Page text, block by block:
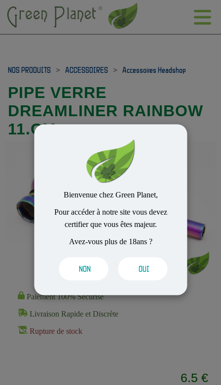
Bienvenue chez Green Planet,
Pour accéder à notre site vous devez
certifier que vous êtes majeur.
Avez-vous plus de 18ans ?
NON OUI
NOS PRODUITS > ACCESSOIRES > Accessoires Headshop
PIPE VERRE
DREAMLINER RAINBOW
11.CM
Paiement 100% Sécurisé
Livraison Rapide et Discrète
Rupture de stock
6.5 €